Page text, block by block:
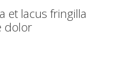
et lacus fringilla
dolor